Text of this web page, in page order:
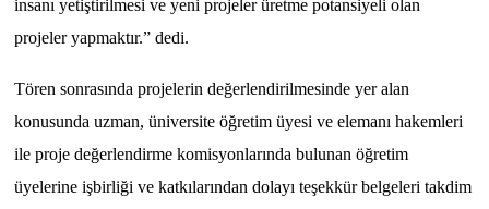
insanı yetiştirilmesi ve yeni projeler üretme potansiyeli olan
projeler yapmaktır.” dedi.
Tören sonrasında projelerin değerlendirilmesinde yer alan
konusunda uzman, üniversite öğretim üyesi ve elemanı hakemleri
ile proje değerlendirme komisyonlarında bulunan öğretim
üyelerine işbirliği ve katkılarından dolayı teşekkür belgeleri takdim